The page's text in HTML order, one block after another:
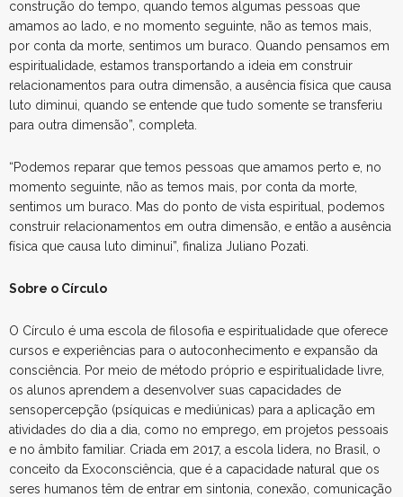
construção do tempo, quando temos algumas pessoas que
amamos ao lado, e no momento seguinte, não as temos mais,
por conta da morte, sentimos um buraco. Quando pensamos em
espiritualidade, estamos transportando a ideia em construir
relacionamentos para outra dimensão, a ausência física que causa
luto diminui, quando se entende que tudo somente se transferiu
para outra dimensão”, completa.
“Podemos reparar que temos pessoas que amamos perto e, no
momento seguinte, não as temos mais, por conta da morte,
sentimos um buraco. Mas do ponto de vista espiritual, podemos
construir relacionamentos em outra dimensão, e então a ausência
física que causa luto diminui”, finaliza Juliano Pozati.
Sobre o Círculo
O Círculo é uma escola de filosofia e espiritualidade que oferece
cursos e experiências para o autoconhecimento e expansão da
consciência. Por meio de método próprio e espiritualidade livre,
os alunos aprendem a desenvolver suas capacidades de
sensopercepção (psíquicas e mediúnicas) para a aplicação em
atividades do dia a dia, como no emprego, em projetos pessoais
e no âmbito familiar. Criada em 2017, a escola lidera, no Brasil, o
conceito da Exoconsciência, que é a capacidade natural que os
seres humanos têm de entrar em sintonia, conexão, comunicação